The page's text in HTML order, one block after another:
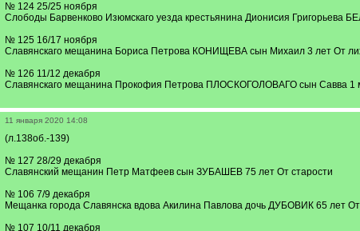
№ 124 25/25 ноября
Слободы Барвенково Изюмскаго уезда крестьянина Дионисия
№ 125 16/17 ноября
Славянскаго мещанина Бориса Петрова КОНИЩЕВА сын Михаил 3 лет От
№ 126 11/12 декабря
Славянскаго мещанина Прокофия Петрова ПЛОСКОГОЛОВАГО сын Савва 1
11 января 2020 14:08
(л.138об.-139)
№ 127 28/29 декабря
Славянский мещанин Петр Матфеев сын ЗУБАШЕВ 75 лет От старости
№ 106 7/9 декабря
Мещанка города Славянска вдова Акилина Павлова дочь ДУБОВИК 65 лет От
№ 107 10/11 декабря